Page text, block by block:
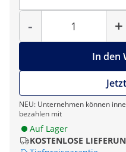
-
Menge
+
In den
NEU: Unternehmen können
bezahlen mit
Auf Lager
KOSTENLOSE